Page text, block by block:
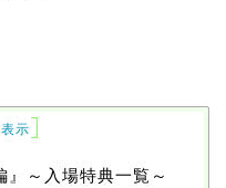
示]
』～入場特典一覧～